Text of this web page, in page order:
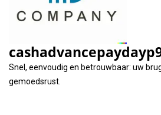
Snel, eenvoudig en betrouwbaar: uw
gemoedsrust.
Categorie: